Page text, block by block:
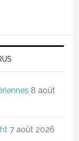
8 août
7 août 2026